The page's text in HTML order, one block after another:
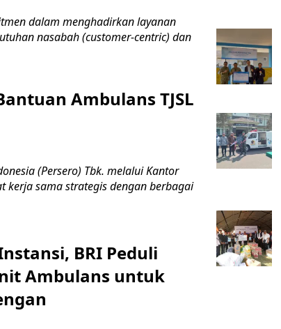
dalam menghadirkan layanan
nasabah (customer-centric) dan
Ambulans TJSL
(Persero) Tbk. melalui Kantor
kerja sama strategis dengan berbagai
BRI Peduli
Ambulans untuk